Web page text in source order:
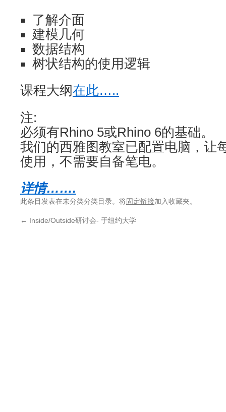
了解介面
建模几何
数据结构
树状结构的使用逻辑
课程大纲在此…..
注:
必须有Rhino 5或Rhino 6的基础。
我们的西雅图教室已配置电脑，让
使用，不需要自备笔电。
详情…….
此条目发表在未分类分类目录。将固定链接加入收藏夹。
← Inside/Outside研讨会- 于纽约大学